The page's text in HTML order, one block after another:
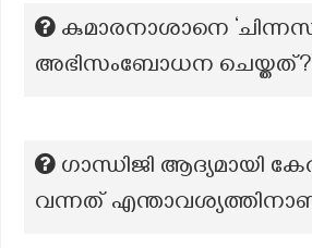
കുമാരനാശാനെ
അഭിസംബോധന ചെയ്തത്?
ഗാന്ധിജി ആദ്യമായി
വന്നത്